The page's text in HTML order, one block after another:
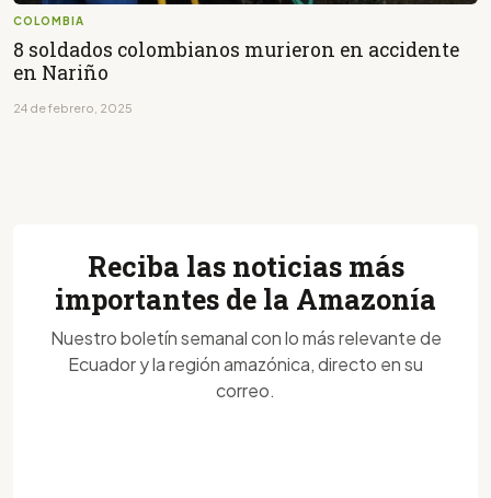
COLOMBIA
8 soldados colombianos murieron en accidente
en Nariño
24 de febrero, 2025
Reciba las noticias más
importantes de la Amazonía
Nuestro boletín semanal con lo más relevante de
Ecuador y la región amazónica, directo en su
correo.